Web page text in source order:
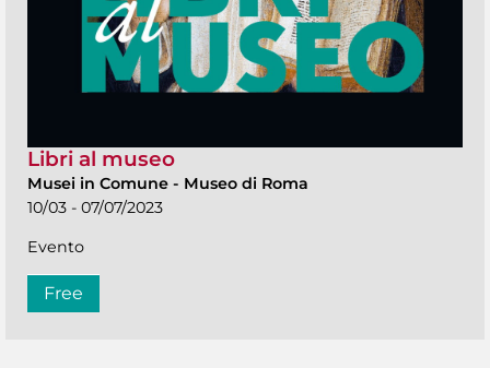
Libri al museo
Musei in Comune - Museo di Roma
10/03 - 07/07/2023
Evento
Free